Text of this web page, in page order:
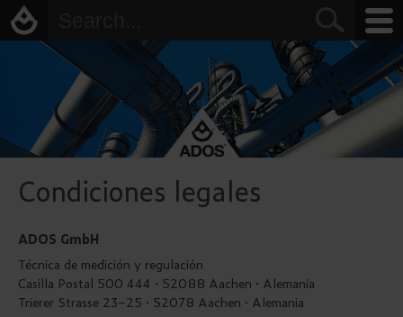
Condiciones legales
ADOS GmbH
Técnica de medición y regulación
Casilla Postal 500 444 · 52088 Aachen · Alemania
Trierer Strasse 23–25 · 52078 Aachen · Alemania